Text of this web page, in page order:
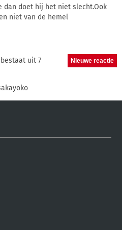
dan doet hij het niet slecht.Ook
niet van de hemel
uit 7